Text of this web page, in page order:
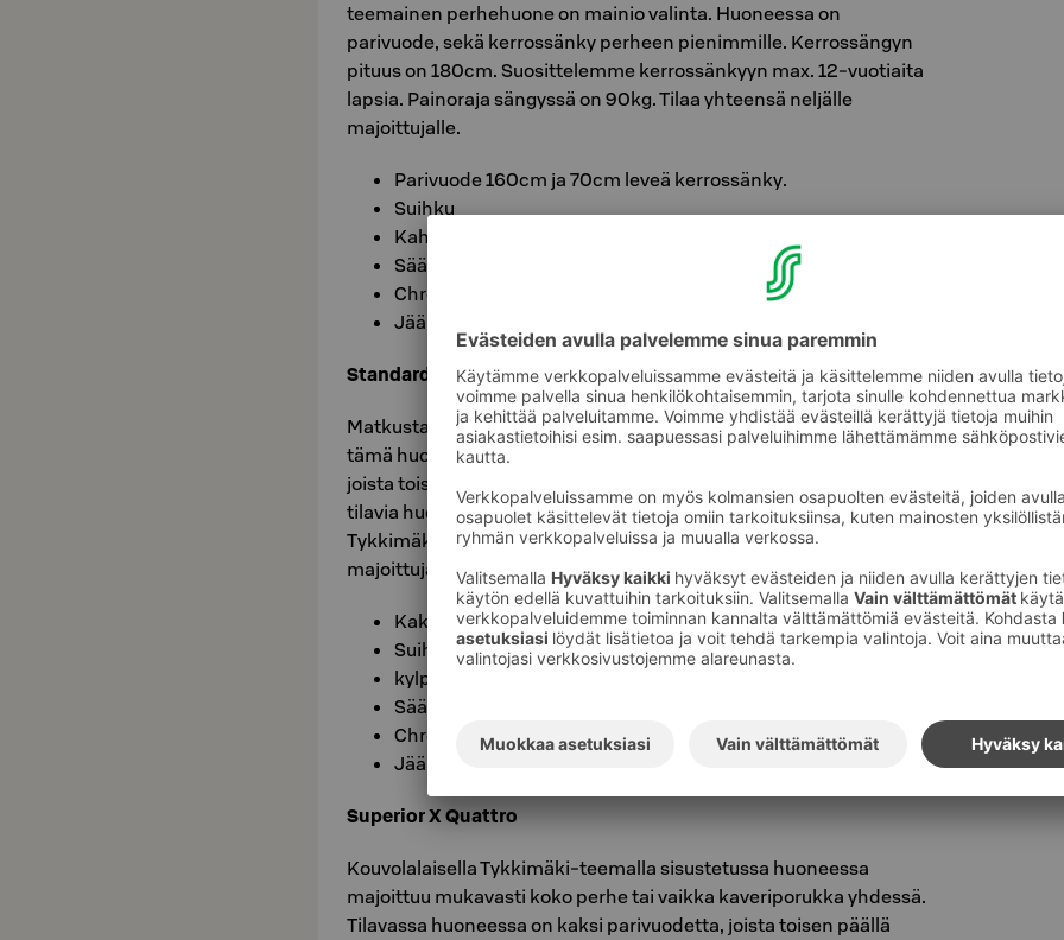
teemainen perhehuone on mainio valinta. Huoneessa on
parivuode, sekä kerrossänky perheen pienimmille. Kerrossängyn
pituus on 180cm. Suosittelemme kerrossänkyyn max. 12-vuotiaita
lapsia. Painoraja sängyssä on 90kg. Tilaa yhteensä neljälle
majoittujalle.
Parivuode 160cm ja 70cm leveä kerrossänky.
Suihku
Kahvin ja teen keittomahdollisuus
Säädettävä huonekohtainen ilmastointi
Chromecast TV
Jääkaappi, vedenkeitin, tallelokero, langaton netti
Standard Queen Quattro
Matkustaessasi perheen kanssa tai kaivatessasi tilaa ympärillesi,
tämä huone on mainio valinta. Huoneessa on kaksi parivuodetta,
joista toisen päällä vielä yläsänky yhdelle majoittujalle. Valoisia ja
tilavia huoneita on yksi jokaisessa kouvolalaisessa huoneteemassa:
Tykkimäki, Repovesi ja Pentik. Tilaa helposti yhteensä viidelle
majoittujalle.
Kaksi parivuodetta 160 cm ja 90 cm leveä parvisänky
Suihku
kylpytakki ja -tossut, kahvin ja teen keittomahdollisuus
Säädettävä huonekohtainen ilmastointi
Chromecast TV
Jääkaappi, vedenkeitin, tallelokero, langaton netti
Superior X Quattro
Kouvolalaisella Tykkimäki-teemalla sisustetussa huoneessa
majoittuu mukavasti koko perhe tai vaikka kaveriporukka yhdessä.
Tilavassa huoneessa on kaksi parivuodetta, joista toisen päällä